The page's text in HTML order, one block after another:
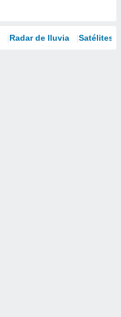
Radar de lluvia Satélites